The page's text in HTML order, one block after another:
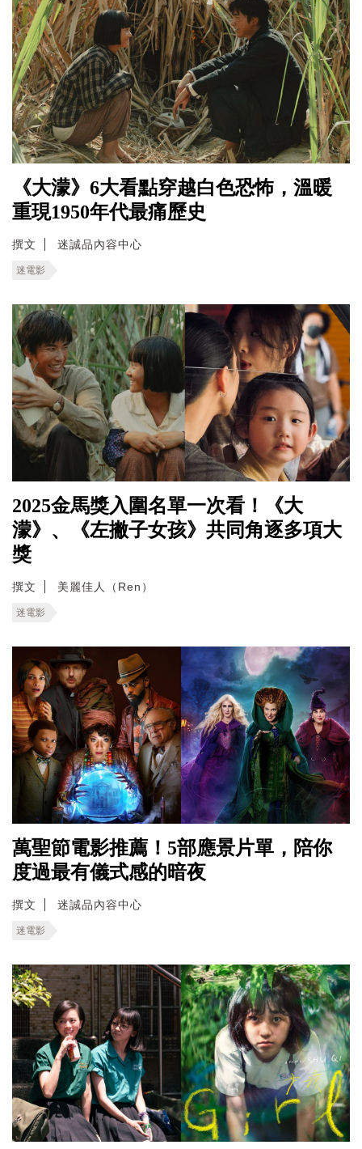
《大濛》6大看點穿越白色恐怖，溫暖
重現1950年代最痛歷史
撰文 迷誠品內容中心
迷電影
2025金馬獎入圍名單一次看！《大
濛》、《左撇子女孩》共同角逐多項大
獎
撰文 美麗佳人（Ren）
迷電影
萬聖節電影推薦！5部應景片單，陪你
度過最有儀式感的暗夜
撰文 迷誠品內容中心
迷電影